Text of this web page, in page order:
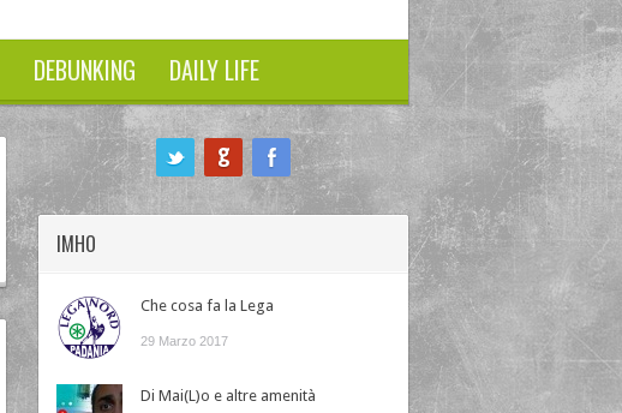
DEBUNKING DAILY LIFE
IMHO
Che cosa fa la Lega
29 Marzo 2017
Di Mai(L)o e altre amenità